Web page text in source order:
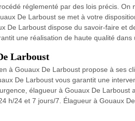
réglementé par des lois précis.
De Larboust se met à votre
De Larboust dispose du savoir-faire
une réalisation de haute qualité dans
Larboust
à Gouaux De Larboust propose à ses
De Larboust vous garantit une
élagueur à Gouaux De
h/24 et 7 jours/7. Élagueur à Gouaux